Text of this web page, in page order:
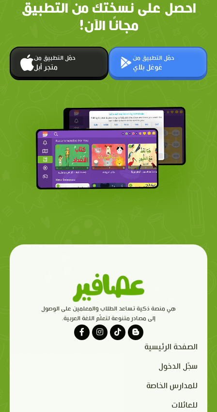
احصل على نسختك من التطبيق
مجانًا الآن!
حمّل التطبيق من
متجر أبل
حمّل التطبيق من
غوغل بلاي
هي منصة ذكية تساعد الطلاب والمعلمين على الوصول
إلى مصادر متنوعة لتعلّم اللغة العربية.
الصفحة الرئيسية
سجّل الدخول
للمدارس الخاصة
للعائلات